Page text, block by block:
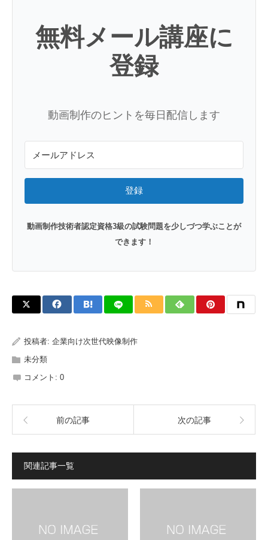
無料メール講座に
登録
動画制作のヒントを毎日配信します
登録
動画制作技術者認定資格3級の試験問題を少しづつ学ぶことが
できます！
投稿者: 企業向け次世代映像制作
未分類
コメント: 0
前の記事 次の記事
関連記事一覧